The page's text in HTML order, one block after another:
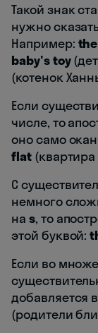
Такой знак
нужно
Например:
baby's toy
(котенок
Если
числе, то
оно само
flat
С
немного
на s, то
этой буквой:
Если во
добавляется
(родители